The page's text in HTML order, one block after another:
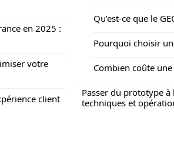
en 2025 :
votre
client
Qu’est-ce que le
Pourquoi choisir
Combien coûte
Passer du prototype à
techniques et